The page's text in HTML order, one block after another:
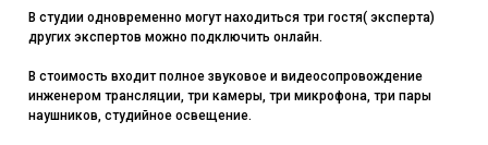
В студии одновременно могут находиться три гостя( эксперта)
других экспертов можно подключить онлайн.
В стоимость входит полное звуковое и видеосопровождение
инженером трансляции, три камеры, три микрофона, три пары
наушников, студийное освещение.